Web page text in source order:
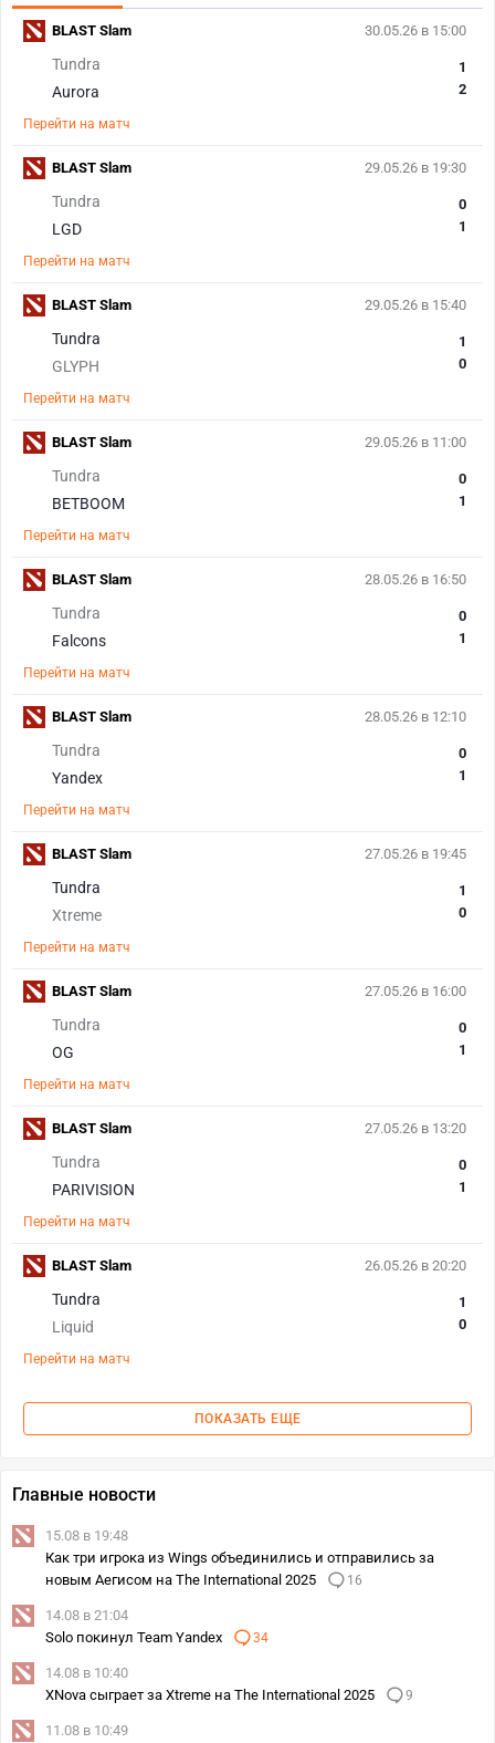
30.05.26 в 15:00
Tundra
Aurora
1
2
Перейти на матч
BLAST Slam
29.05.26 в 19:30
Tundra
LGD
0
1
Перейти на матч
BLAST Slam
29.05.26 в 15:40
Tundra
GLYPH
1
0
Перейти на матч
BLAST Slam
29.05.26 в 11:00
Tundra
BETBOOM
0
1
Перейти на матч
BLAST Slam
28.05.26 в 16:50
Tundra
Falcons
0
1
Перейти на матч
BLAST Slam
28.05.26 в 12:10
Tundra
Yandex
0
1
Перейти на матч
BLAST Slam
27.05.26 в 19:45
Tundra
Xtreme
1
0
Перейти на матч
BLAST Slam
27.05.26 в 16:00
Tundra
OG
0
1
Перейти на матч
BLAST Slam
27.05.26 в 13:20
Tundra
PARIVISION
0
1
Перейти на матч
BLAST Slam
26.05.26 в 20:20
Tundra
Liquid
1
0
Перейти на матч
BLAST Slam
ПОКАЗАТЬ ЕЩЕ
Главные новости
15.08 в 19:48
Как три игрока из Wings объединились и отправились за
новым Аегисом на The International 2025
16
14.08 в 21:04
Solo покинул Team Yandex
34
14.08 в 10:40
XNova сыграет за Xtreme на The International 2025
9
11.08 в 10:49